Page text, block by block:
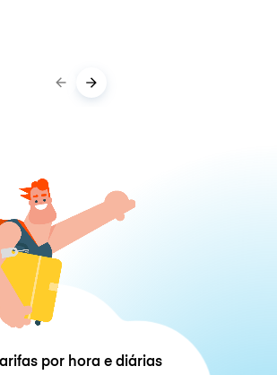
por hora e diárias